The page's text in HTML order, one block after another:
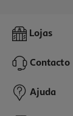
Lojas
Contacto
Ajuda